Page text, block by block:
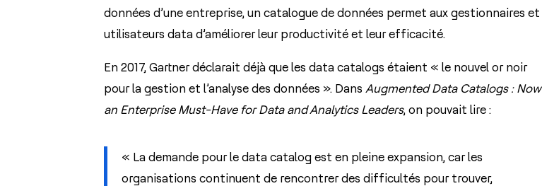
données d’une entreprise, un catalogue de données permet aux gestionnaires et
utilisateurs data d’améliorer leur productivité et leur efficacité.
En 2017, Gartner déclarait déjà que les data catalogs étaient « le nouvel or noir
pour la gestion et l’analyse des données ». Dans Augmented Data Catalogs : Now
an Enterprise Must-Have for Data and Analytics Leaders, on pouvait lire :
« La demande pour le data catalog est en pleine expansion, car les
organisations continuent de rencontrer des difficultés pour trouver,